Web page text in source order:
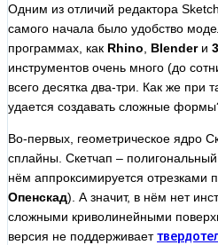
Одним из отличий редактора
самого начала было удобство
программах, как Rhino Blenderи
инструментов очень много (до
всего десятка два-три. Как же при
удается создавать сложные
Во-первых, геометрическое ядро
сплайны. Скетчап –
нём аппроксимируется отрезками
Опенскад). А значит, в нём нет
сложными криволинейными
версия не поддерживает